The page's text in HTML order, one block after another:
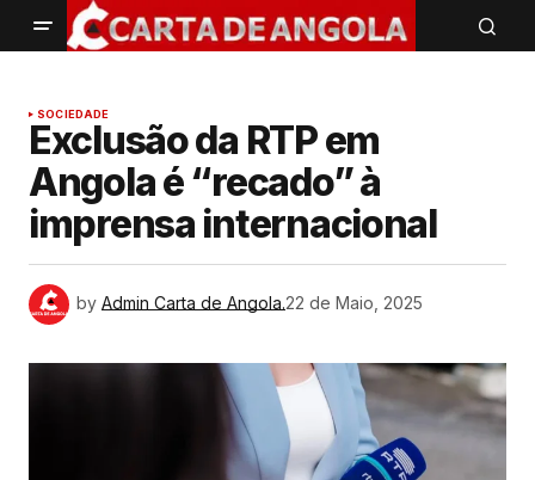
SOCIEDADE
Exclusão da RTP em
Angola é “recado” à
imprensa internacional
by Admin Carta de Angola.22 de Maio, 2025